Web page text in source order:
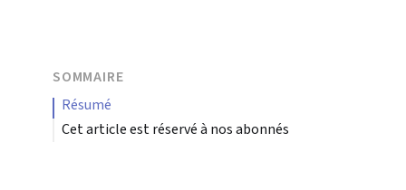
SOMMAIRE
résumé
Cet article est réservé à nos abonnés